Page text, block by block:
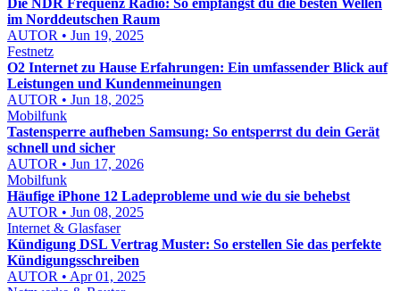
Die NDR Frequenz Radio: So empfängst du die besten Wellen
im Norddeutschen Raum
AUTOR • Jun 19, 2025
Festnetz
O2 Internet zu Hause Erfahrungen: Ein umfassender Blick auf
Leistungen und Kundenmeinungen
AUTOR • Jun 18, 2025
Mobilfunk
Tastensperre aufheben Samsung: So entsperrst du dein Gerät
schnell und sicher
AUTOR • Jun 17, 2026
Mobilfunk
Häufige iPhone 12 Ladeprobleme und wie du sie behebst
AUTOR • Jun 08, 2025
Internet & Glasfaser
Kündigung DSL Vertrag Muster: So erstellen Sie das perfekte
Kündigungsschreiben
AUTOR • Apr 01, 2025